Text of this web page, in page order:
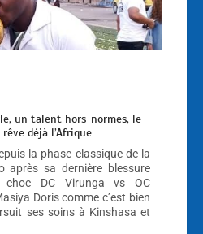
un talent hors-normes, le
déjà l’Afrique
la phase classique de la
après sa dernière blessure
choc DC Virunga vs OC
Doris comme c’est bien
ses soins à Kinshasa et